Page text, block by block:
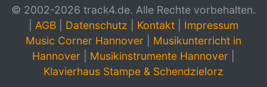
© 2002-2026 track4.de. Alle Rechte vorbehalten.
AGB Datenschutz Kontakt
Impressum
Music Corner Hannover
Musikunterricht in
Hannover
Musikinstrumente Hannover
Klavierhaus Stampe & Schendzielorz